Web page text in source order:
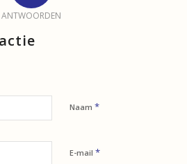
ANTWOORDEN
Naam *
E-mail *